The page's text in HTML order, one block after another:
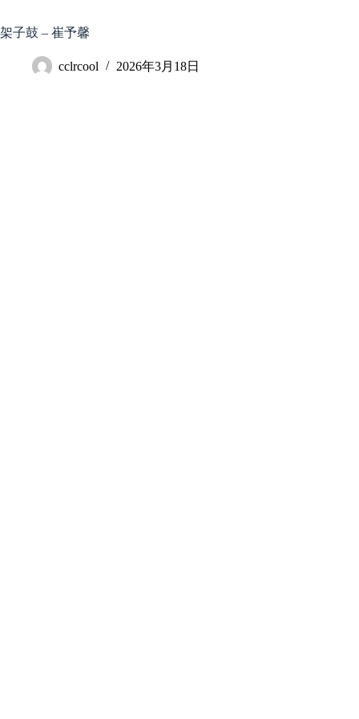
至
内
架子鼓 – 崔予馨
cclrcool 2026年3月18日